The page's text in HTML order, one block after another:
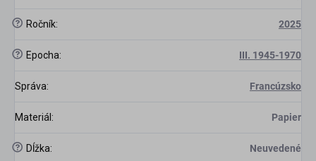
? Ročník: 2025
? Epocha: III. 1945-1970
Správa: Francúzsko
Materiál : Papier
? Dĺžka: Neuvedené